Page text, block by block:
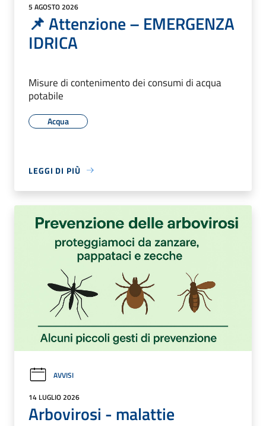
5 AGOSTO 2026
📌 Attenzione – EMERGENZA
IDRICA
Misure di contenimento dei consumi di acqua
potabile
Acqua
LEGGI DI PIÙ
AVVISI
14 LUGLIO 2026
Arbovirosi - malattie